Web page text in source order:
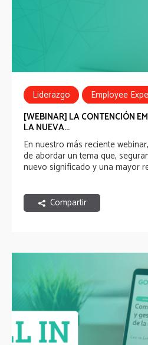
Liderazgo Employee
Nueva Normalidad
[WEBINAR] LA CONTENCIÓN
LA NUEVA...
En nuestro más reciente
de abordar un tema que,
nuevo significado y una mayor
Compartir